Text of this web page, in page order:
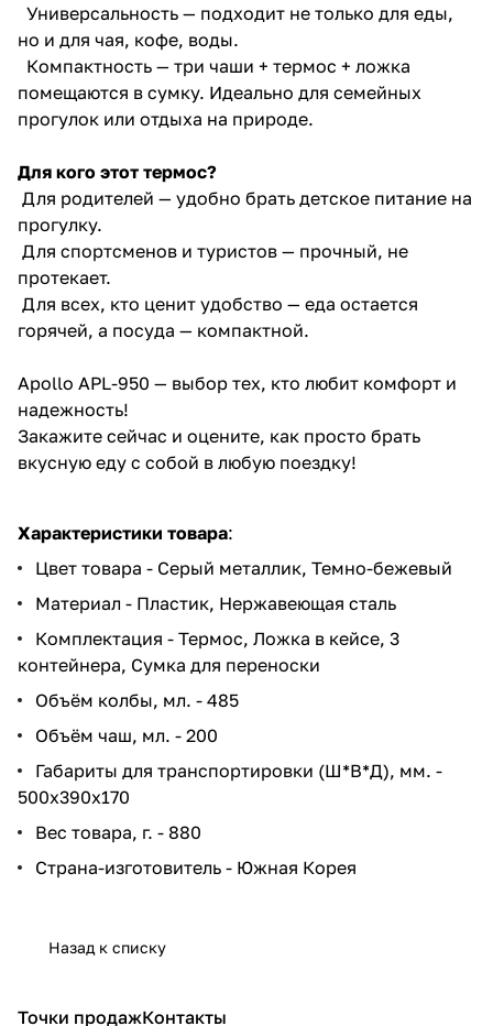
Универсальность — подходит не только для еды,
но и для чая, кофе, воды.
Компактность — три чаши + термос + ложка
помещаются в сумку. Идеально для семейных
прогулок или отдыха на природе.
Для кого этот термос?
Для родителей — удобно брать детское питание на
прогулку.
Для спортсменов и туристов — прочный, не
протекает.
Для всех, кто ценит удобство — еда остается
горячей, а посуда — компактной.
Apollo APL-950 — выбор тех, кто любит комфорт и
надежность!
Закажите сейчас и оцените, как просто брать
вкусную еду с собой в любую поездку!
Характеристики товара:
Цвет товара - Серый металлик, Темно-бежевый
Материал - Пластик, Нержавеющая сталь
Комплектация - Термос, Ложка в кейсе, 3
контейнера, Сумка для переноски
Объём колбы, мл. - 485
Объём чаш, мл. - 200
Габариты для транспортировки (Ш*В*Д), мм. -
500х390х170
Вес товара, г. - 880
Страна-изготовитель - Южная Корея
Назад к списку
Точки продажКонтакты